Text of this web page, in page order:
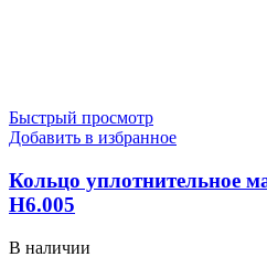
Быстрый просмотр
Добавить в избранное
Кольцо уплотнительное
Н6.005
В наличии